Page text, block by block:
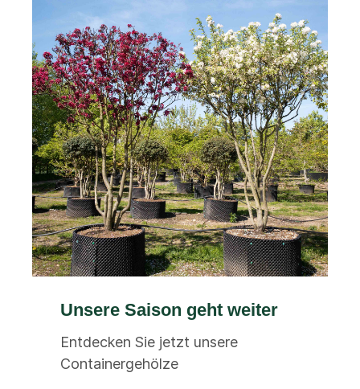
Unsere Saison geht weiter
Entdecken Sie jetzt unsere
Containergehölze